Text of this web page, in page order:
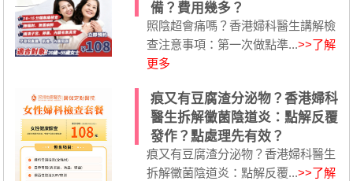
備？費用幾多？
照陰超會痛嗎？香港婦科醫生講解檢
查注意事項：第一次做點準...>>了解
更多
痕又有豆腐渣分泌物？香港婦科
醫生拆解黴菌陰道炎：點解反覆
發作？點處理先有效？
痕又有豆腐渣分泌物？香港婦科醫生
拆解黴菌陰道炎：點解反覆...>>了解